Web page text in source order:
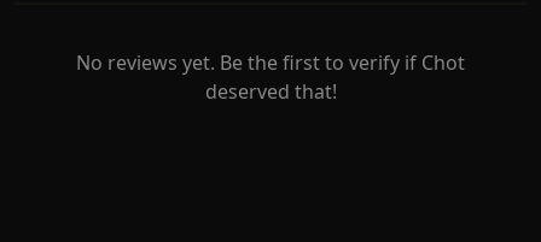
No reviews yet. Be the first to verify if Chot
deserved that!